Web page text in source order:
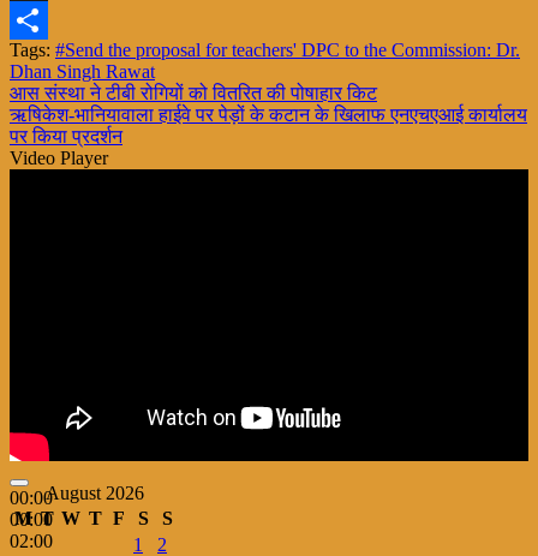
X
Share
Tags: #Send the proposal for teachers' DPC to the Commission: Dr.
Dhan Singh Rawat
Post
navigation
आस संस्था ने टीबी रोगियों को वितरित की पोषाहार किट
ऋषिकेश-भानियावाला हाईवे पर पेड़ों के कटान के खिलाफ एनएचएआई कार्यालय
पर किया प्रदर्शन
Video Player
00:00
00:00
02:00
August 2026
M T W T F S
S
1
2